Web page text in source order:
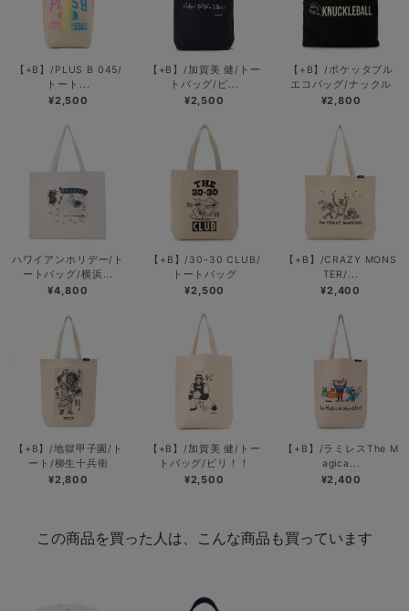
【+B】/PLUS B 045/
トート...
¥2,500
【+B】/加賀美 健/トー
トバッグ/ピ...
¥2,500
【+B】/ポケッタブル
エコバッグ/ナックル
¥2,800
ハワイアンホリデー/ト
ートバッグ/横浜...
¥4,800
【+B】/30-30 CLUB/
トートバッグ
¥2,500
【+B】/CRAZY MONS
TER/...
¥2,400
【+B】/地獄甲子園/ト
ート/柳生十兵衛
¥2,800
【+B】/加賀美 健/トー
トバッグ/ビリ！！
¥2,500
【+B】/ラミレスThe M
agica...
¥2,400
この商品を買った人は、こんな商品も買っています